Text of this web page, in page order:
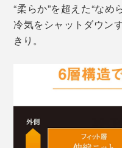
“柔らか”を超えた“なめ
冷気をシャットダウン
きり。